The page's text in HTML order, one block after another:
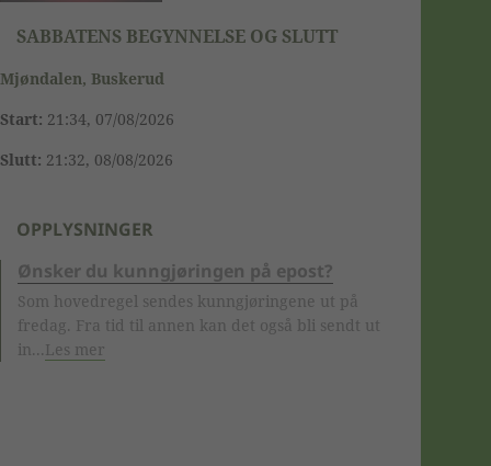
SABBATENS BEGYNNELSE OG SLUTT
Mjøndalen, Buskerud
Start: 21:34, 07/08/2026
Slutt: 21:32, 08/08/2026
OPPLYSNINGER
Ønsker du kunngjøringen på epost?
Som hovedregel sendes kunngjøringene ut på
fredag. Fra tid til annen kan det også bli sendt ut
in... Les mer